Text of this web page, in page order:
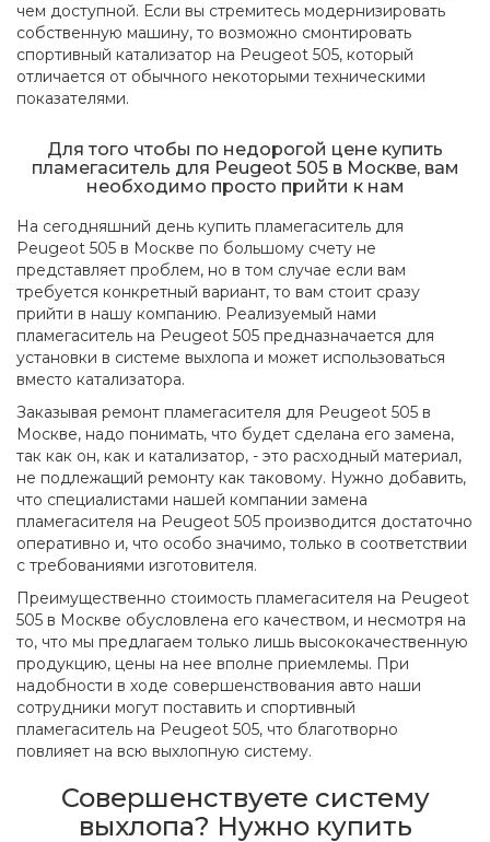
чем доступной. Если вы стремитесь модернизировать
собственную машину, то возможно смонтировать
спортивный катализатор на Peugeot 505, который
отличается от обычного некоторыми техническими
показателями.
Для того чтобы по недорогой цене купить
пламегаситель для Peugeot 505 в Москве, вам
необходимо просто прийти к нам
На сегодняшний день купить пламегаситель для
Peugeot 505 в Москве по большому счету не
представляет проблем, но в том случае если вам
требуется конкретный вариант, то вам стоит сразу
прийти в нашу компанию. Реализуемый нами
пламегаситель на Peugeot 505 предназначается для
установки в системе выхлопа и может использоваться
вместо катализатора.
Заказывая ремонт пламегасителя для Peugeot 505 в
Москве, надо понимать, что будет сделана его замена,
так как он, как и катализатор, - это расходный материал,
не подлежащий ремонту как таковому. Нужно добавить,
что специалистами нашей компании замена
пламегасителя на Peugeot 505 производится достаточно
оперативно и, что особо значимо, только в соответствии
с требованиями изготовителя.
Преимущественно стоимость пламегасителя на Peugeot
505 в Москве обусловлена его качеством, и несмотря на
то, что мы предлагаем только лишь высококачественную
продукцию, цены на нее вполне приемлемы. При
надобности в ходе совершенствования авто наши
сотрудники могут поставить и спортивный
пламегаситель на Peugeot 505, что благотворно
повлияет на всю выхлопную систему.
Совершенствуете систему
выхлопа? Нужно купить